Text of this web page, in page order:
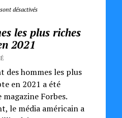
désactivés
les plus riches
2021
des hommes les plus
en 2021 a été
Forbes.
le média américain a